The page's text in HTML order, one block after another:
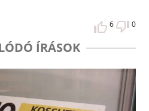
6 0
ÍRÁSOK